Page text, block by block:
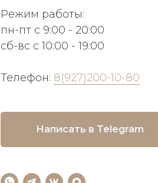
Режим работы:
пн-пт с 9:00 - 20:00
сб-вс с 10:00 - 19:00
Телефон: 8(927)200-10-80
Написать в Telegram